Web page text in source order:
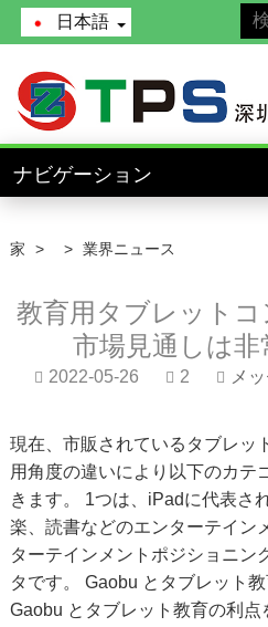
日本語
ナビゲーション
家 > > 業界ニュース
教育用タブレット
市場見通しは
2022-05-26 2 メ
現在、市販されているタブレッ
用角度の違いにより以下のカテ
きます。 1つは、iPadに代表さ
楽、読書などのエンターテイン
ターテインメントポジショニン
タです。 Gaobu とタブレット
Gaobu とタブレット教育の利